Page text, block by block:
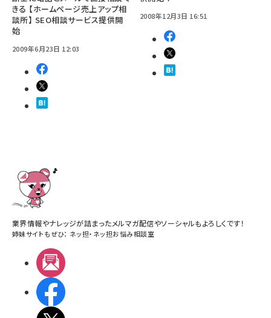
きる 【ホームページ売上アップ相
談所】 SEO相談サービス提供開
始
2009年6月23日 12:03
2008年12月3日 16:51
業界情報やナレッジが詰まったメルマガ配信やソーシャルもよろしくです！
姉妹サイトもぜひ： ネッ担・ ネッ担お悩み相談室